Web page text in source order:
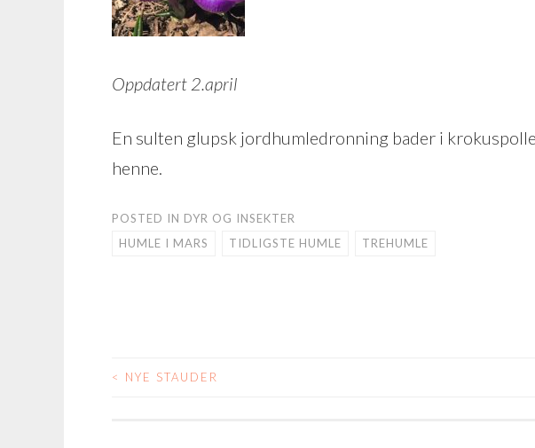
Oppdatert 2.april
En sulten glupsk jordhumledronning bader i
henne.
POSTED IN DYR OG INSEKTER
HUMLE I MARS
TIDLIGSTE HUMLE TREHUMLE
POST
< NYE STAUDER